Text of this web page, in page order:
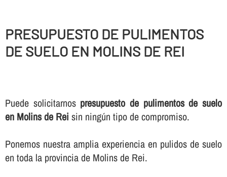
PRESUPUESTO DE PULIMENTOS
DE SUELO EN MOLINS DE REI
Puede solicitarnos presupuesto de pulimentos de suelo
en Molins de Rei sin ningún tipo de compromiso.
Ponemos nuestra amplia experiencia en pulidos de suelo
en toda la provincia de Molins de Rei.